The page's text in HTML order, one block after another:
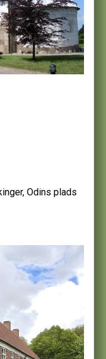
Odins plads